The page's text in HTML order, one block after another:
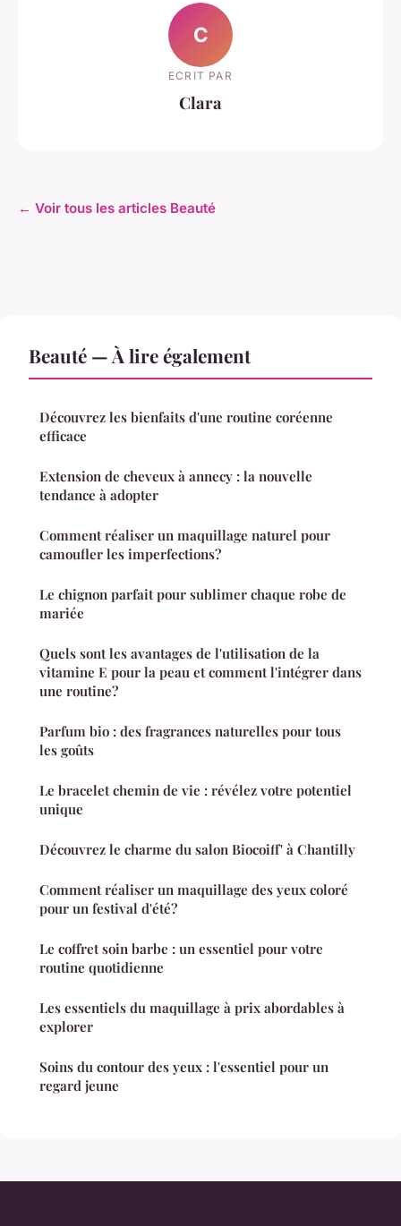
C
ECRIT PAR
Clara
← Voir tous les articles Beauté
Beauté — À lire également
Découvrez les bienfaits d'une routine coréenne
efficace
Extension de cheveux à annecy : la nouvelle
tendance à adopter
Comment réaliser un maquillage naturel pour
camoufler les imperfections?
Le chignon parfait pour sublimer chaque robe de
mariée
Quels sont les avantages de l'utilisation de la
vitamine E pour la peau et comment l'intégrer dans
une routine?
Parfum bio : des fragrances naturelles pour tous
les goûts
Le bracelet chemin de vie : révélez votre potentiel
unique
Découvrez le charme du salon Biocoiff' à Chantilly
Comment réaliser un maquillage des yeux coloré
pour un festival d'été?
Le coffret soin barbe : un essentiel pour votre
routine quotidienne
Les essentiels du maquillage à prix abordables à
explorer
Soins du contour des yeux : l'essentiel pour un
regard jeune